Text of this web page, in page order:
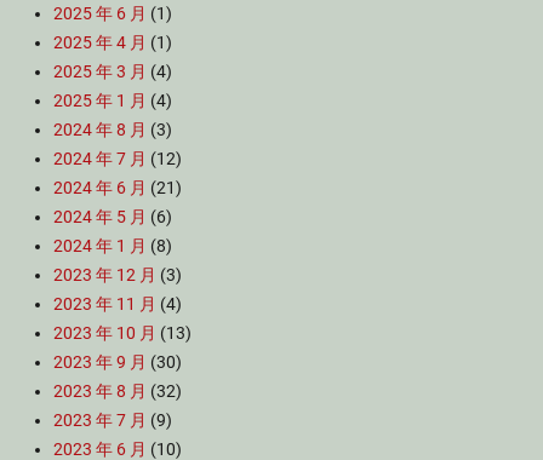
2025 年 6 月 (1)
2025 年 4 月 (1)
2025 年 3 月 (4)
2025 年 1 月 (4)
2024 年 8 月 (3)
2024 年 7 月 (12)
2024 年 6 月 (21)
2024 年 5 月 (6)
2024 年 1 月 (8)
2023 年 12 月 (3)
2023 年 11 月 (4)
2023 年 10 月 (13)
2023 年 9 月 (30)
2023 年 8 月 (32)
2023 年 7 月 (9)
2023 年 6 月 (10)